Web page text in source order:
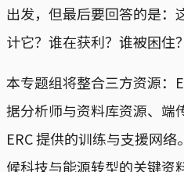
出发，但最后要回答的是：
计它？谁在获利？谁被困住？
本专题组将整合三方资源
据分析师与资料库资源、端
ERC 提供的训练与支援网
候科技与能源转型的关键资